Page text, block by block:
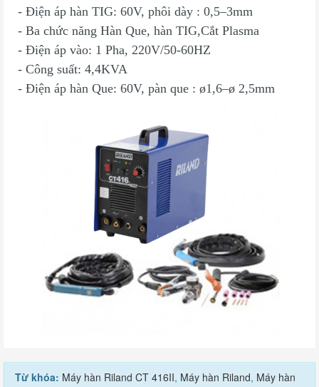
- Điện áp hàn TIG: 60V, phôi dày : 0,5–3mm
- Ba chức năng Hàn Que, hàn TIG,Cắt Plasma
- Điện áp vào: 1 Pha, 220V/50-60HZ
- Công suất: 4,4KVA
- Điện áp hàn Que: 60V, pàn que : ø1,6–ø 2,5mm
Từ khóa: Máy hàn Riland CT 416II, Máy hàn Riland, Máy hàn